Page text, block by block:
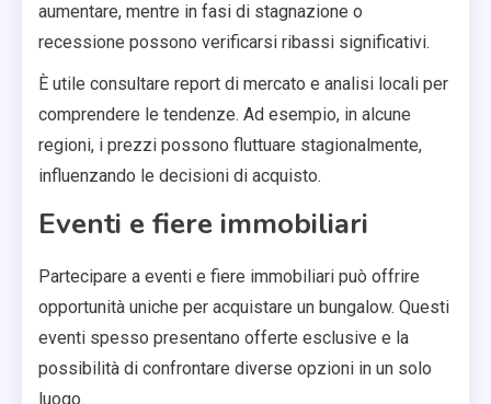
aumentare, mentre in fasi di stagnazione o
recessione possono verificarsi ribassi significativi.
È utile consultare report di mercato e analisi locali per
comprendere le tendenze. Ad esempio, in alcune
regioni, i prezzi possono fluttuare stagionalmente,
influenzando le decisioni di acquisto.
Eventi e fiere immobiliari
Partecipare a eventi e fiere immobiliari può offrire
opportunità uniche per acquistare un bungalow. Questi
eventi spesso presentano offerte esclusive e la
possibilità di confrontare diverse opzioni in un solo
luogo.